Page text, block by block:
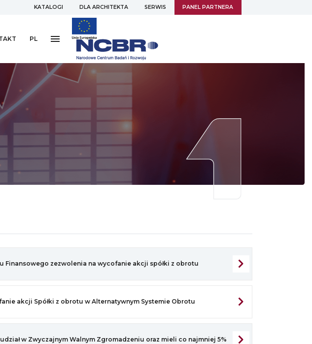
KATALOGI DLA ARCHITEKTA SERWIS PANEL PARTNERA
PL
Finansowego zezwolenia na wycofanie akcji spółki z obrotu
akcji Spółki z obrotu w Alternatywnym Systemie Obrotu
w Zwyczajnym Walnym Zgromadzeniu oraz mieli co najmniej 5%